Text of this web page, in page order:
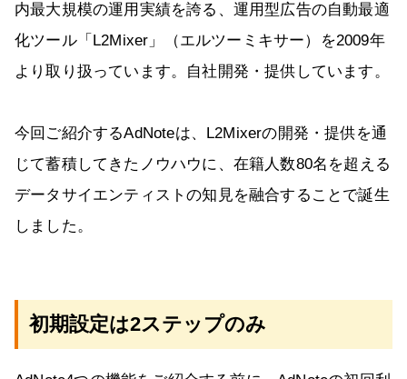
内最大規模の運用実績を誇る、運用型広告の自動最適
化ツール「L2Mixer」（エルツーミキサー）を2009年
より取り扱っています。自社開発・提供しています。
今回ご紹介するAdNoteは、L2Mixerの開発・提供を通
じて蓄積してきたノウハウに、在籍人数80名を超える
データサイエンティストの知見を融合することで誕生
しました。
初期設定は2ステップのみ